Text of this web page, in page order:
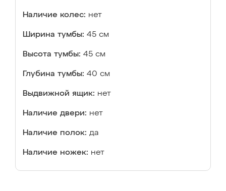
Наличие колес: нет
Ширина тумбы: 45 см
Высота тумбы: 45 см
Глубина тумбы: 40 см
Выдвижной ящик: нет
Наличие двери: нет
Наличие полок: да
Наличие ножек: нет